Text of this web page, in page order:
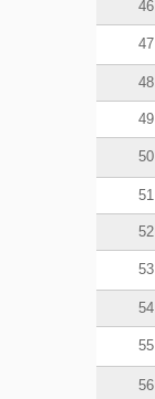
46
47
48
49
50
51
52
53
54
55
56